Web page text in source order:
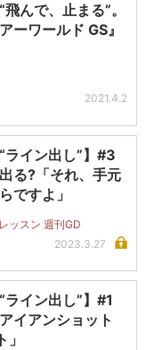
んで、止まる”。
ーワールド GS』
2021.4.2
ライン出し”】#3
る?「それ、手元
ですよ」
ッスン 週刊GD
2023.3.27
ライン出し”】#1
イアンショット